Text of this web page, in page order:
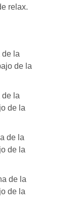
relax.
de la
de la
de la
de la
de la
de la
de la
de la